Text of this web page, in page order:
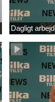
Dagligt